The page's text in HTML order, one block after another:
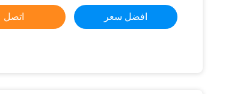
افضل سعر اتصل